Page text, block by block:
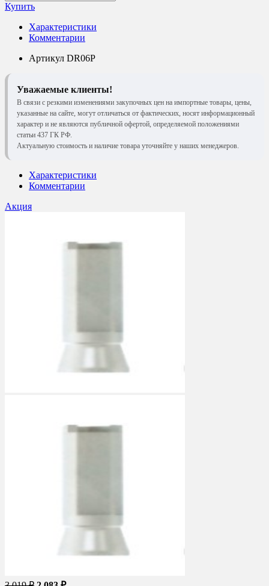
Купить
Характеристики
Комментарии
Артикул DR06P
Уважаемые клиенты!
В связи с резкими изменениями закупочных цен на импортные товары, цены,
указанные на сайте, могут отличаться от фактических, носят информационный
характер и не являются публичной офертой, определяемой положениями
статьи 437 ГК РФ.
Актуальную стоимость и наличие товара уточняйте у наших менеджеров.
Характеристики
Комментарии
Акция